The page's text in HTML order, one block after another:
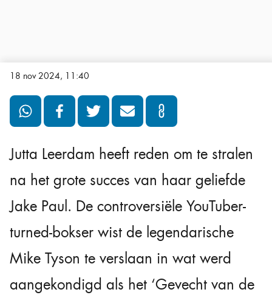
18 nov 2024, 11:40
Jutta Leerdam heeft reden om te stralen
na het grote succes van haar geliefde
Jake Paul. De controversiële YouTuber-
turned-bokser wist de legendarische
Mike Tyson te verslaan in wat werd
aangekondigd als het ‘Gevecht van de